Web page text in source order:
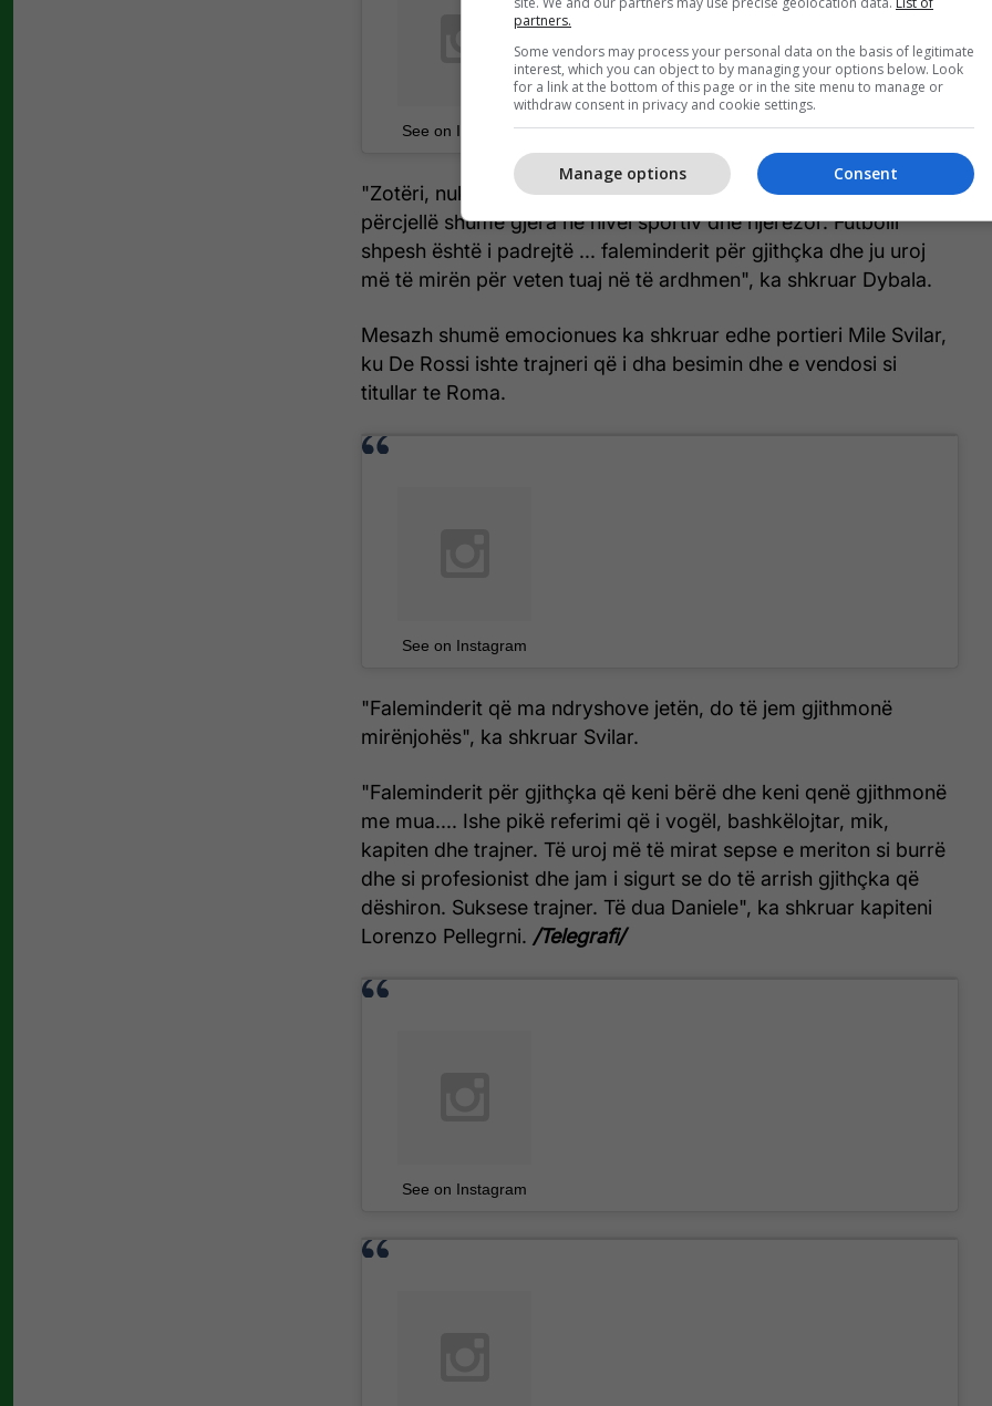
See on Instagram
"Zotëri, nuk kanë kaluar shumë muaj, por ka mjaftuar për të na
përcjellë shumë gjëra në nivel sportiv dhe njerëzor. Futbolli
shpesh është i padrejtë ... faleminderit për gjithçka dhe ju uroj
më të mirën për veten tuaj në të ardhmen", ka shkruar Dybala.
Mesazh shumë emocionues ka shkruar edhe portieri Mile Svilar,
ku De Rossi ishte trajneri që i dha besimin dhe e vendosi si
titullar te Roma.
See on Instagram
"Faleminderit që ma ndryshove jetën, do të jem gjithmonë
mirënjohës", ka shkruar Svilar.
"Faleminderit për gjithçka që keni bërë dhe keni qenë gjithmonë
me mua.... Ishe pikë referimi që i vogël, bashkëlojtar, mik,
kapiten dhe trajner. Të uroj më të mirat sepse e meriton si burrë
dhe si profesionist dhe jam i sigurt se do të arrish gjithçka që
dëshiron. Suksese trajner. Të dua Daniele", ka shkruar kapiteni
Lorenzo Pellegrni. /Telegrafi/
See on Instagram
partners.
Some vendors may process your personal data on the basis of legitimate
interest, which you can object to by managing your options below. Look
for a link at the bottom of this page or in the site menu to manage or
withdraw consent in privacy and cookie settings.
Consent
Manage options